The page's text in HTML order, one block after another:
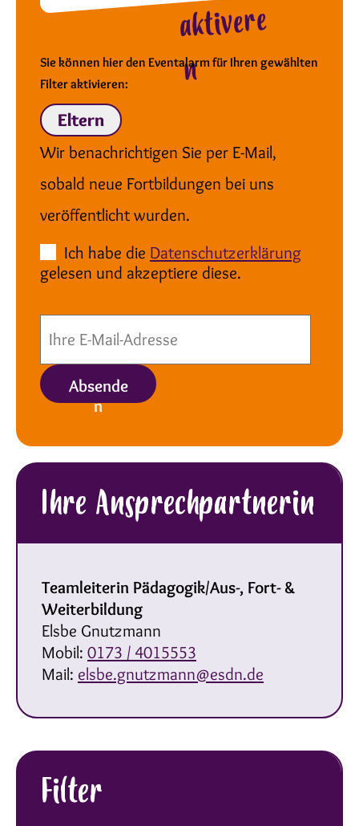
aktivere
n
Sie können hier den Eventalarm für Ihren gewählten
Filter aktivieren:
Eltern
Wir benachrichtigen Sie per E-Mail,
sobald neue Fortbildungen bei uns
veröffentlicht wurden.
Ich habe die Datenschutzerklärung
gelesen und akzeptiere diese.
Absende
n
Ihre Ansprechpartnerin
Teamleiterin Pädagogik/Aus-, Fort- &
Weiterbildung
Elsbe Gnutzmann
Mobil: 0173 / 4015553
Mail: elsbe.gnutzmann@esdn.de
Filter